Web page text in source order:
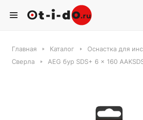
Главная Каталог
Оснастка для
Сверла
AEG бур SDS+ 6 x 160